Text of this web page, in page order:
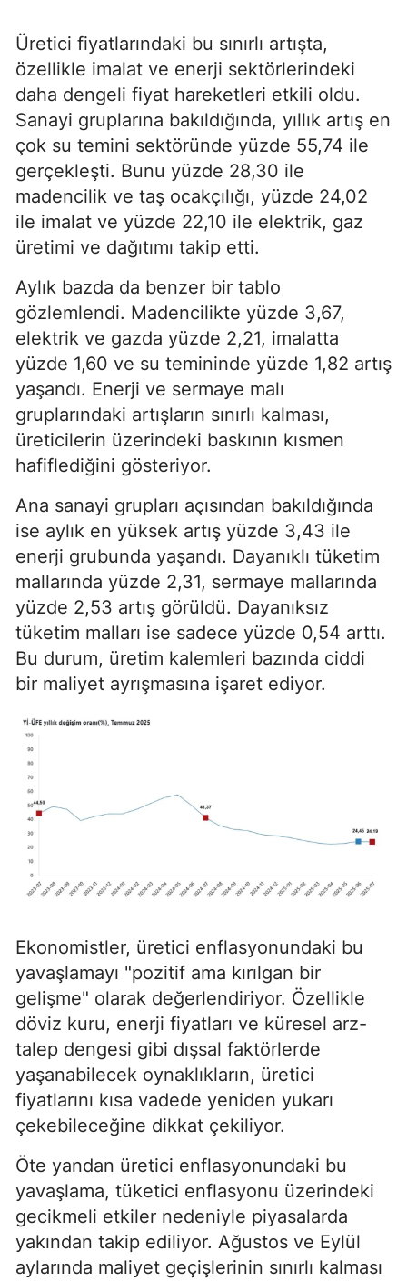
Üretici fiyatlarındaki bu sınırlı artışta,
özellikle imalat ve enerji sektörlerindeki
daha dengeli fiyat hareketleri etkili oldu.
Sanayi gruplarına bakıldığında, yıllık artış en
çok su temini sektöründe yüzde 55,74 ile
gerçekleşti. Bunu yüzde 28,30 ile
madencilik ve taş ocakçılığı, yüzde 24,02
ile imalat ve yüzde 22,10 ile elektrik, gaz
üretimi ve dağıtımı takip etti.
Aylık bazda da benzer bir tablo
gözlemlendi. Madencilikte yüzde 3,67,
elektrik ve gazda yüzde 2,21, imalatta
yüzde 1,60 ve su temininde yüzde 1,82 artış
yaşandı. Enerji ve sermaye malı
gruplarındaki artışların sınırlı kalması,
üreticilerin üzerindeki baskının kısmen
hafiflediğini gösteriyor.
Ana sanayi grupları açısından bakıldığında
ise aylık en yüksek artış yüzde 3,43 ile
enerji grubunda yaşandı. Dayanıklı tüketim
mallarında yüzde 2,31, sermaye mallarında
yüzde 2,53 artış görüldü. Dayanıksız
tüketim malları ise sadece yüzde 0,54 arttı.
Bu durum, üretim kalemleri bazında ciddi
bir maliyet ayrışmasına işaret ediyor.
Ekonomistler, üretici enflasyonundaki bu
yavaşlamayı "pozitif ama kırılgan bir
gelişme" olarak değerlendiriyor. Özellikle
döviz kuru, enerji fiyatları ve küresel arz-
talep dengesi gibi dışsal faktörlerde
yaşanabilecek oynaklıkların, üretici
fiyatlarını kısa vadede yeniden yukarı
çekebileceğine dikkat çekiliyor.
Öte yandan üretici enflasyonundaki bu
yavaşlama, tüketici enflasyonu üzerindeki
gecikmeli etkiler nedeniyle piyasalarda
yakından takip ediliyor. Ağustos ve Eylül
aylarında maliyet geçişlerinin sınırlı kalması